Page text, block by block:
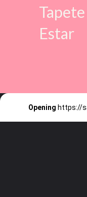
Estar
Opening